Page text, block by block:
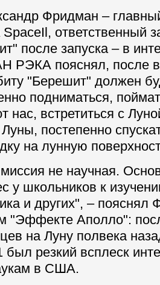
Фридман –
ответственный
после запуска – в
РЭКА пояснял, после
"Берешит" должен
подниматься,
нас, встретиться с
Луны, постепенно
на лунную
не научная.
у школьников к
и других", – пояснял
"Эффекте Аполло":
на Луну полвека
был резкий всплеск
в США.